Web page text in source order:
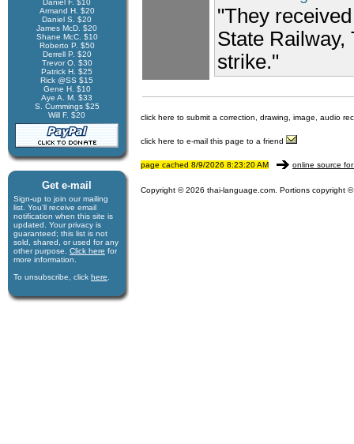
Daniel F. $10
Armand H. $20
Daniel S. $20
James McD. $20
Shane McC. $10
Roberto P. $50
Derrell P. $20
Trevor O. $30
Patrick H. $25
Rick @SS $15
Gene H. $10
Aye A. M. $33
S. Cummings $25
Will F. $20
Get e-mail
Sign-up to join our mail­ing
list. You'll receive e­mail
notification when this site is
updated. Your privacy is
guaran­teed; this list is not
sold, shared, or used for any
other purpose. Click here for
more infor­mation.
To unsubscribe, click here
"They
State Railway,
strike."
click here to submit a correction, drawing, image, audio
click here to e-mail this page to a friend
page cached 8/9/2026 8:23:20 AM online source
Copyright © 2026 thai-language.com. Portions copyright